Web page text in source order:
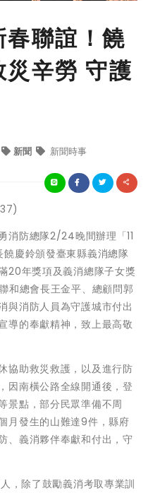
聯誼！饒
辛勞 守護
新聞 新聞時事
消防總隊2/24晚間辦理「11
慶鈴頒發臺東縣義消總隊
20年獎項及義消總隊子女獎
和總會長王金平、總顧問郭
與消防人員為守護城市付出
導的奉獻精神，致上最高敬
協助救災救護，以及進行防
因南橫公路全線開通後，登
景點，部分民眾準備不周
月發生的山難達9件，縣府
、義消夥伴奉獻和付出，守
，除了鼓勵義消考取專業訓